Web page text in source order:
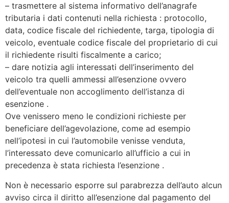
– trasmettere al sistema informativo dell’anagrafe
tributaria i dati contenuti nella richiesta : protocollo,
data, codice fiscale del richiedente, targa, tipologia di
veicolo, eventuale codice fiscale del proprietario di cui
il richiedente risulti fiscalmente a carico;
– dare notizia agli interessati dell’inserimento del
veicolo tra quelli ammessi all’esenzione ovvero
dell’eventuale non accoglimento dell’istanza di
esenzione .
Ove venissero meno le condizioni richieste per
beneficiare dell’agevolazione, come ad esempio
nell’ipotesi in cui l’automobile venisse venduta,
l’interessato deve comunicarlo all’ufficio a cui in
precedenza è stata richiesta l’esenzione .
Non è necessario esporre sul parabrezza dell’auto alcun
avviso circa il diritto all’esenzione dal pagamento del